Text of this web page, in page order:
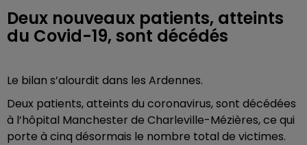
Deux nouveaux patients, atteints
du Covid-19, sont décédés
Le bilan s’alourdit dans les Ardennes.
Deux patients, atteints du coronavirus, sont décédées
à l’hôpital Manchester de Charleville-Mézières, ce qui
porte à cinq désormais le nombre total de victimes.